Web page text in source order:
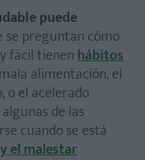
puede
se preguntan cómo
fácil tienenhábitos
alimentación, el
o el acelerado
de las
cuando se está
el malestar